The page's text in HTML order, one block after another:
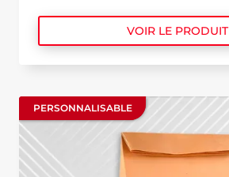
VOIR LE PRODUIT
PERSONNALISABLE
PERSONNALISABLE